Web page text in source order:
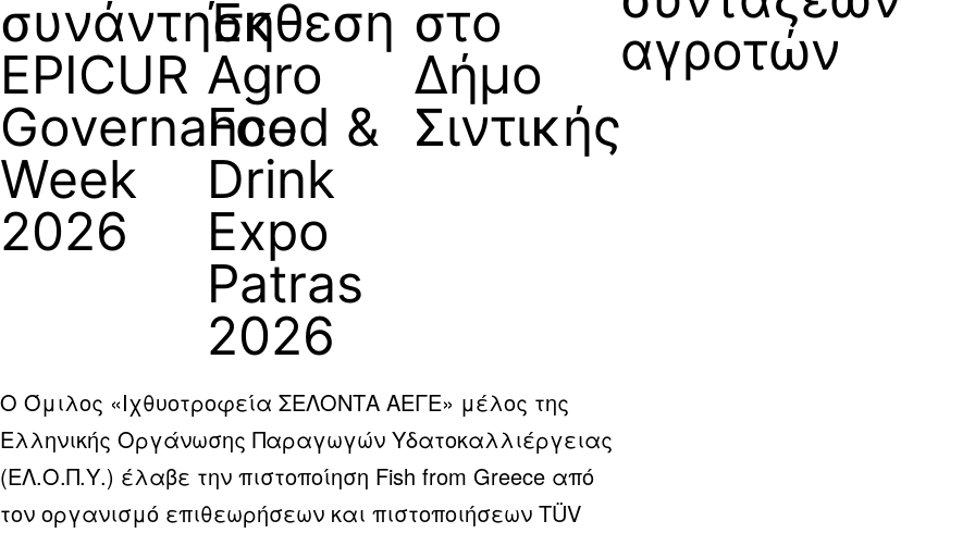
συνάντηση
EPICUR
Governance
Week
2026
Έκθεση
Agro
Food &
Drink
Expo
Patras
2026
στο
Δήμο
Σιντικής
Ο Όμιλος «Ιχθυοτροφεία ΣΕΛΟΝΤΑ ΑΕΓΕ» μέλος της
Ελληνικής Οργάνωσης Παραγωγών Υδατοκαλλιέργειας
(ΕΛ.Ο.Π.Υ.) έλαβε την πιστοποίηση Fish from Greece από
τον οργανισμό επιθεωρήσεων και πιστοποιήσεων TÜV
αγροτών